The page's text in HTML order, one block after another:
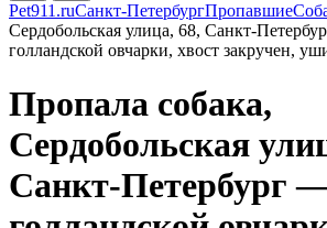
Pet911.ruСанкт-ПетербургПропавшие
Сердобольская улица, 68, Санкт-
голландской овчарки, хвост закручен,
Пропала собака,
Сердобольская
Санкт-Петербург